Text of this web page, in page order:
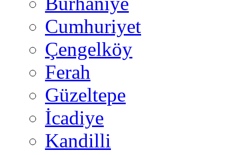
Cumhuriyet
Çengelköy
Ferah
Güzeltepe
İcadiye
Kandilli